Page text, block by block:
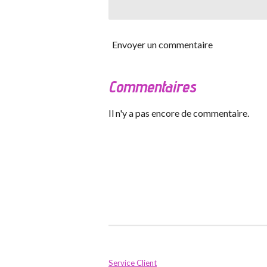
Envoyer un commentaire
Commentaires
Il n'y a pas encore de commentaire.
Service Client